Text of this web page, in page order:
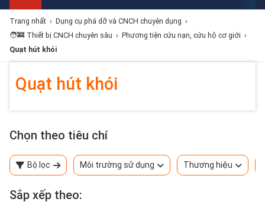
Trang nhất › Dụng cụ phá dỡ và CNCH chuyên dụng ›
🧑‍🚒 Thiết bị CNCH chuyên sâu › Phương tiện cứu nạn, cứu hộ cơ giới ›
Quạt hút khói
Quạt hút khói
Chọn theo tiêu chí
Bộ lọc Môi trường sử dụng Thương hiệu
Sắp xếp theo: